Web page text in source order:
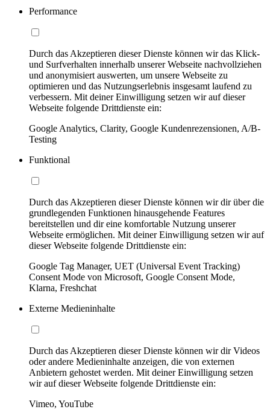
Performance
Durch das Akzeptieren dieser Dienste können wir das Klick-
und Surfverhalten innerhalb unserer Webseite nachvollziehen
und anonymisiert auswerten, um unsere Webseite zu
optimieren und das Nutzungserlebnis insgesamt laufend zu
verbessern. Mit deiner Einwilligung setzen wir auf dieser
Webseite folgende Drittdienste ein:
Google Analytics, Clarity, Google Kundenrezensionen, A/B-
Testing
Funktional
Durch das Akzeptieren dieser Dienste können wir dir über die
grundlegenden Funktionen hinausgehende Features
bereitstellen und dir eine komfortable Nutzung unserer
Webseite ermöglichen. Mit deiner Einwilligung setzen wir auf
dieser Webseite folgende Drittdienste ein:
Google Tag Manager, UET (Universal Event Tracking)
Consent Mode von Microsoft, Google Consent Mode,
Klarna, Freshchat
Externe Medieninhalte
Durch das Akzeptieren dieser Dienste können wir dir Videos
oder andere Medieninhalte anzeigen, die von externen
Anbietern gehostet werden. Mit deiner Einwilligung setzen
wir auf dieser Webseite folgende Drittdienste ein:
Vimeo, YouTube